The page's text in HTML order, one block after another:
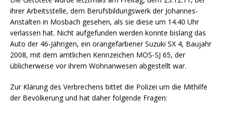
ihrer Arbeitsstelle, dem Berufsbildungswerk der Johannes-
Anstalten in Mosbach gesehen, als sie diese um 14.40 Uhr
verlassen hat. Nicht aufgefunden werden konnte bislang das
Auto der 46-Jährigen, ein orangefarbener Suzuki SX 4, Baujahr
2008, mit dem amtlichen Kennzeichen MOS-SJ 65, der
üblicherweise vor ihrem Wohnanwesen abgestellt war.
Zur Klärung des Verbrechens bittet die Polizei um die Mithilfe
der Bevölkerung und hat daher folgende Fragen: